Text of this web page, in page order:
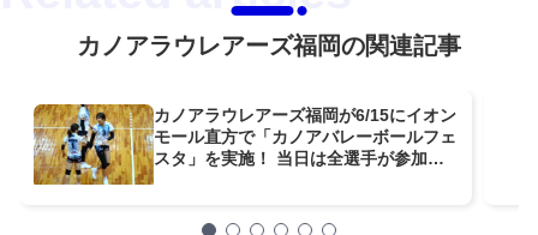
カノアラウレアーズ福岡の関連記事
カノアラウレアーズ福岡が6/15にイオン
モール直方で「カノアバレーボールフェ
スタ」を実施！ 当日は全選手が参加予